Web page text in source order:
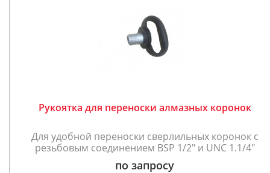
Рукоятка для переноски алмазных коронок
Для удобной переноски сверлильных коронок с
резьбовым соединением BSP 1/2" и UNC 1.1/4"
по запросу